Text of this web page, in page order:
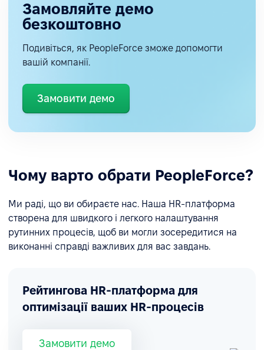
Замовляйте демо
безкоштовно
Подивіться, як PeopleForce зможе допомогти
вашій компанії.
Замовити демо
Чому варто обрати PeopleForce?
Ми раді, що ви обираєте нас. Наша HR-платформа
створена для швидкого і легкого налаштування
рутинних процесів, щоб ви могли зосередитися на
виконанні справді важливих для вас завдань.
Рейтингова HR-платформа для
оптимізації ваших HR-процесів
Замовити демо